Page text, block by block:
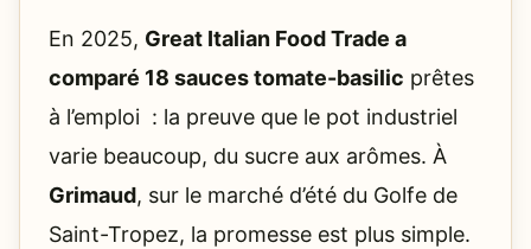
En 2025, Great Italian Food Trade a
comparé 18 sauces tomate-basilic prêtes
à l’emploi : la preuve que le pot industriel
varie beaucoup, du sucre aux arômes. À
Grimaud, sur le marché d’été du Golfe de
Saint-Tropez, la promesse est plus simple.